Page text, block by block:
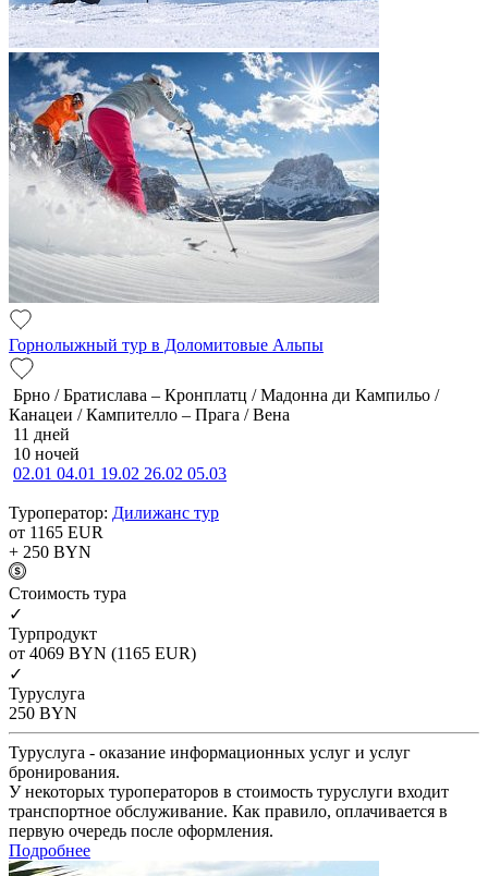
Горнолыжный тур в Доломитовые Альпы
Брно / Братислава – Кронплатц / Мадонна ди Кампильо /
Канацеи / Кампителло – Прага / Вена
11 дней
10 ночей
02.01 04.01 19.02 26.02 05.03
Туроператор: Дилижанс тур
от 1165 EUR
+ 250 BYN
Cтоимость тура
✓
Турпродукт
от 4069 BYN (1165 EUR)
✓
Туруслуга
250 BYN
Туруслуга - оказание информационных услуг и услуг
бронирования.
У некоторых туроператоров в стоимость туруслуги входит
транспортное обслуживание. Как правило, оплачивается в
первую очередь после оформления.
Подробнее